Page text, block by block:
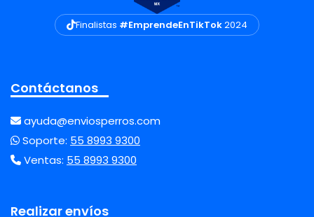
Finalistas #EmprendeEnTikTok2024
Contáctanos
ayuda@enviosperros.com
Soporte: 55 8993 9300
Ventas: 55 8993 9300
Realizar envíos